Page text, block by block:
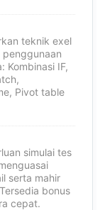
teknik exel
penggunaan
Kombinasi IF,
Pivot table
simulai tes
serta mahir
bonus
cepat.